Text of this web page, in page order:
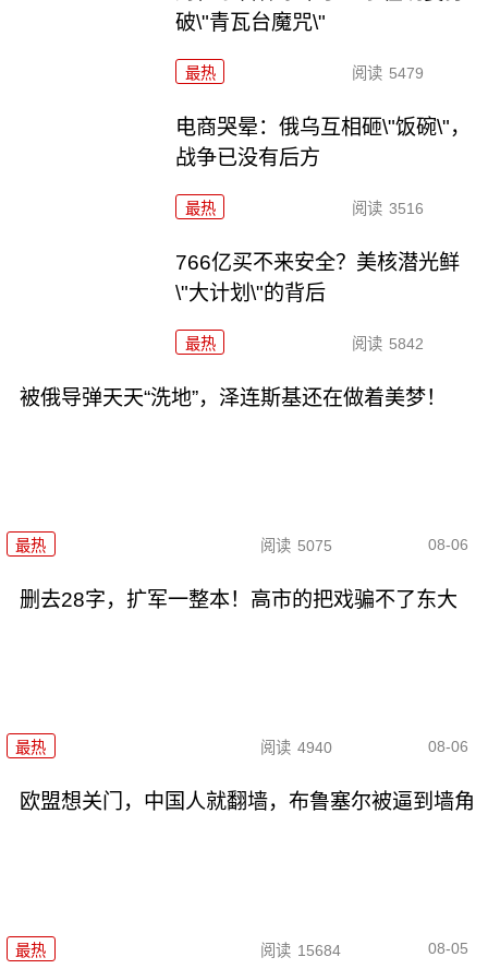
破\"青瓦台魔咒\"
最热 阅读 5479
电商哭晕：俄乌互相砸\"饭碗\"，
战争已没有后方
最热 阅读 3516
766亿买不来安全？美核潜光鲜
\"大计划\"的背后
最热 阅读 5842
被俄导弹天天“洗地”，泽连斯基还在做着美梦！
最热 阅读 5075 08-06
删去28字，扩军一整本！高市的把戏骗不了东大
最热 阅读 4940 08-06
欧盟想关门，中国人就翻墙，布鲁塞尔被逼到墙角
最热 阅读 15684 08-05